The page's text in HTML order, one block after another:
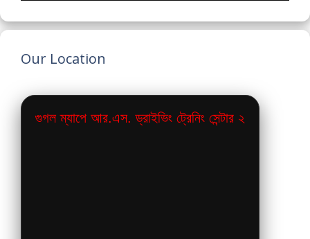
Our Location
গুগল ম্যাপে আর.এস. ড্রাইভিং ট্রেনিং সেন্টার ২